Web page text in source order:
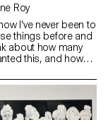
Roy
I've never been to
things before and
about how many
this, and how
I think everybody
that dress is
Emma Gerber